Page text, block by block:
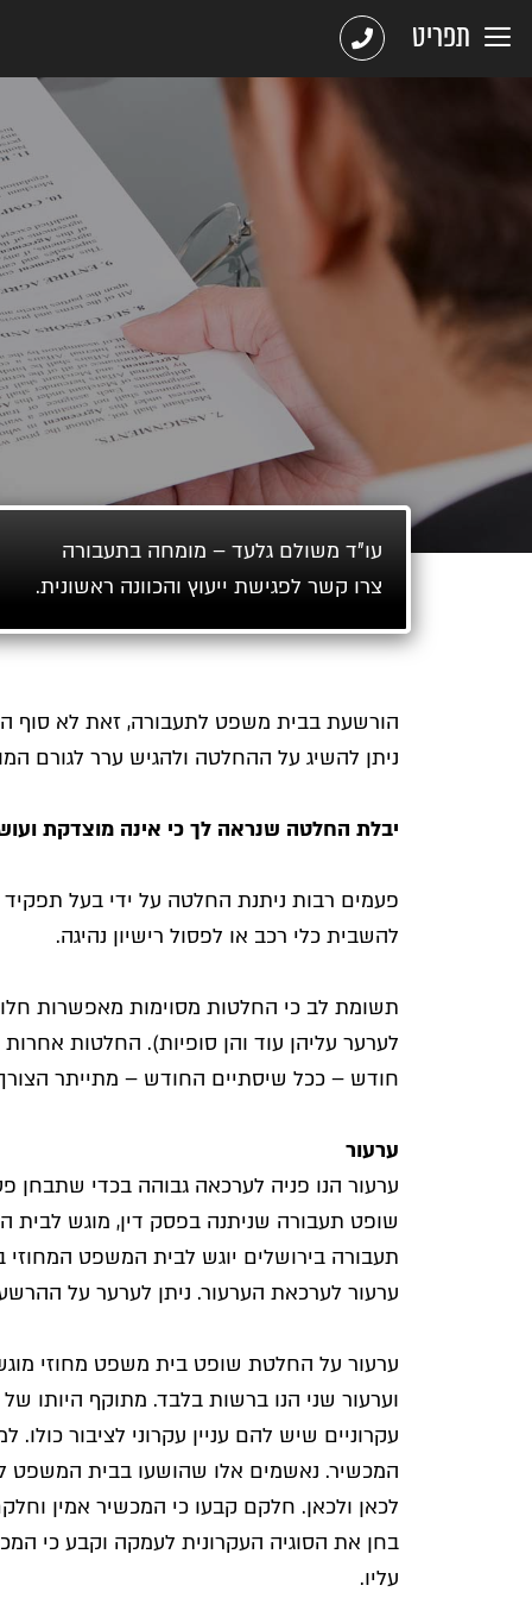
תפריט
עו"ד משולם גלעד – מומחה בתעבורה
צרו קשר לפגישת ייעוץ והכוונה ראשונית.
הורשעת בבית משפט לתעבורה, זאת לא סוף
ניתן להשיג על ההחלטה ולהגיש ערר לגורם
יבלת החלטה שנראה לך כי אינה מוצדקת
פעמים רבות ניתנת החלטה על ידי בעל
להשבית כלי רכב או לפסול רישיון נהיגה.
תשומת לב כי החלטות מסוימות מאפשרות
לערער עליהן עוד והן סופיות). החלטות
חודש – ככל שיסתיים החודש – מתייתר
ערעור
ערעור הנו פניה לערכאה גבוהה בכדי
שופט תעבורה שניתנה בפסק דין, מוגש
תעבורה בירושלים יוגש לבית המשפט המחוזי
ערעור לערכאת הערעור. ניתן לערער על
ערעור על החלטת שופט בית משפט מחוזי
וערעור שני הנו ברשות בלבד. מתוקף היותו
עקרוניים שיש להם עניין עקרוני לציבור
המכשיר. נאשמים אלו שהושעו בבית המשפט
לכאן ולכאן. חלקם קבעו כי המכשיר אמין
בחן את הסוגיה העקרונית לעמקה וקבע כי
עליו.